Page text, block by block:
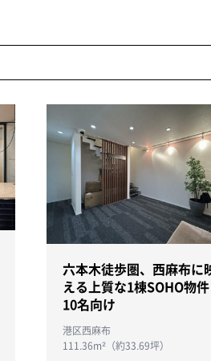
六本木徒歩圏、西麻布に
える上質な1棟SOHO物件
10名向け
港区西麻布
111.36m²（約33.69坪）